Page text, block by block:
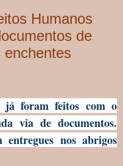
Humanos
de
enchentes
já foram feitos com o
via de documentos.
nos abrigos